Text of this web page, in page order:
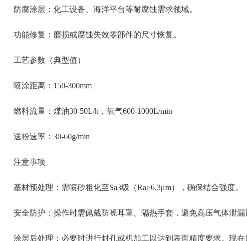
‌防腐涂层‌：化工设备、海洋平台等耐腐蚀需求领域。
‌功能修复‌：磨损或腐蚀失效零部件的尺寸恢复。
工艺参数（典型值）
‌喷涂距离‌：150-300mm
‌燃料流量‌：煤油30-50L/h，氧气600-1000L/min
‌送粉速率‌：30-60g/min
注意事项
‌基材预处理‌：需喷砂粗化至Sa3级（Ra≥6.3μm），确保结合强度。
安全防护‌：操作时需佩戴防噪耳罩、隔热手套，避免高压气体泄漏
涂层后处理‌：必要时进行封孔或机加工以达到表面精度要求。现